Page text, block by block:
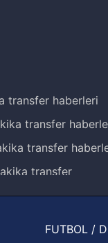
transfer haberleri
transfer
transfer
transfer
haberleriFUTBOL /